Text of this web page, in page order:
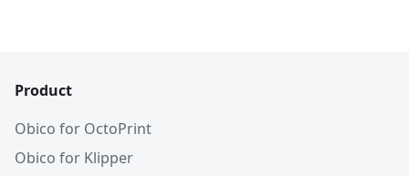
Product
Obico for OctoPrint
Obico for Klipper